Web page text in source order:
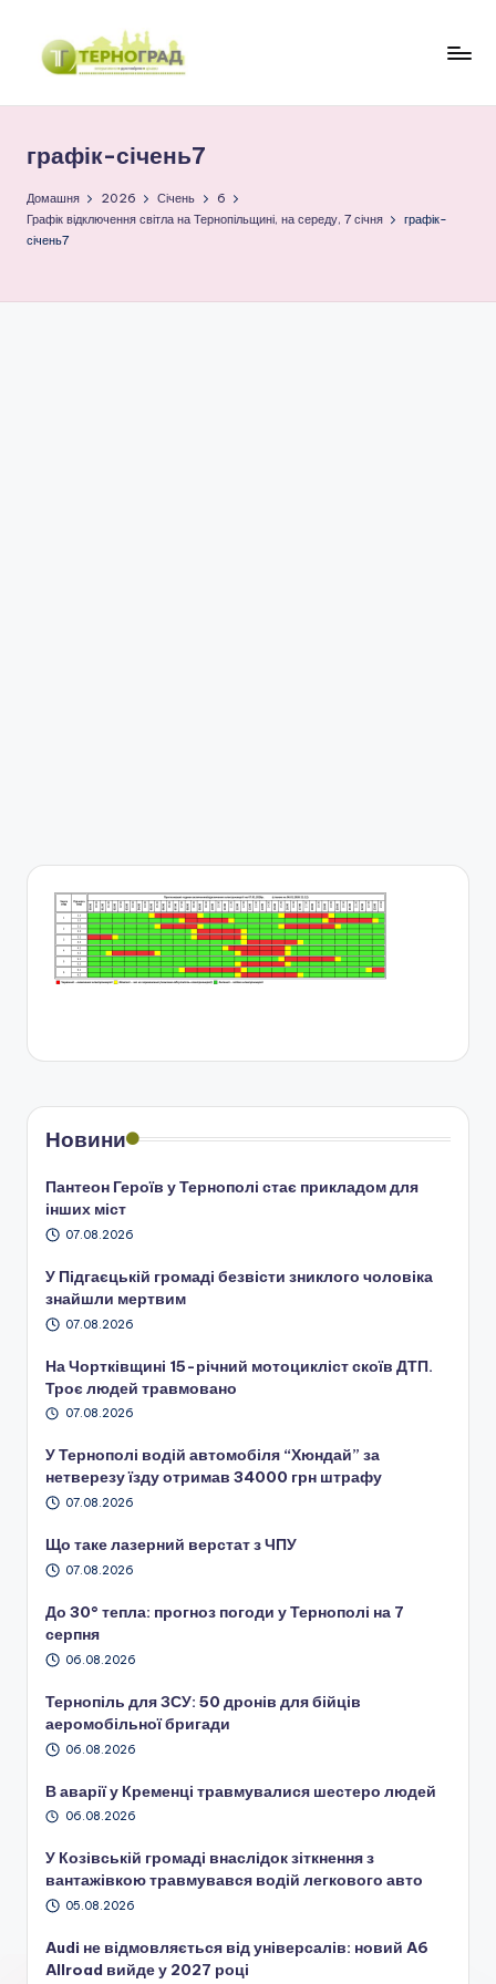
Перейти
р
н
о
цікаво
графік-січень7
Домашня 2026 Січень
6
Графік відключення світла на Тернопільщині, на середу, 7 січня
графік-
січень7
Новини
Пантеон Героїв у Тернополі стає прикладом для
інших міст
07.08.2026
У Підгаєцькій громаді безвісти зниклого чоловіка
знайшли мертвим
07.08.2026
На Чортківщині 15-річний мотоцикліст скоїв ДТП.
Троє людей травмовано
07.08.2026
У Тернополі водій автомобіля “Хюндай” за
нетверезу їзду отримав 34000 грн штрафу
07.08.2026
Що таке лазерний верстат з ЧПУ
07.08.2026
До 30° тепла: прогноз погоди у Тернополі на 7
серпня
06.08.2026
Тернопіль для ЗСУ: 50 дронів для бійців
аеромобільної бригади
06.08.2026
В аварії у Кременці травмувалися шестеро людей
06.08.2026
У Козівській громаді внаслідок зіткнення з
вантажівкою травмувався водій легкового авто
05.08.2026
Audi не відмовляється від універсалів: новий A6
Allroad вийде у 2027 році